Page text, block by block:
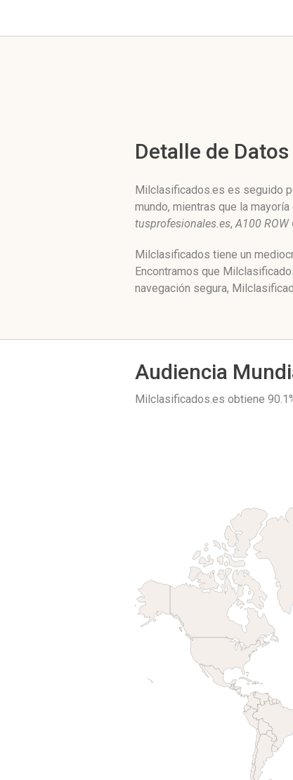
Detalle de
Milclasificados.es es seguido
mundo, mientras que la
tusprofesionales.es,A100 ROW
Milclasificados tiene un
Encontramos que
navegación segura,
Audiencia
Milclasificados.es obtiene